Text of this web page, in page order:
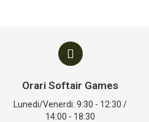
Orari Softair Games
Lunedi/Venerdi: 9:30 - 12:30 /
14:00 - 18:30